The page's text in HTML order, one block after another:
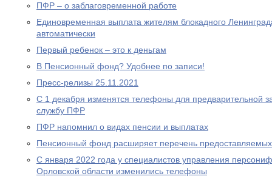
ПФР – о заблаговременной работе
Единовременная выплата жителям блокадного
автоматически
Первый ребенок – это к деньгам
В Пенсионный фонд? Удобнее по записи!
Пресс-релизы 25.11.2021
С 1 декабря изменятся телефоны для предварительной
службу ПФР
ПФР напомнил о видах пенсии и выплатах
Пенсионный фонд расширяет перечень
С января 2022 года у специалистов управления
Орловской области изменились телефоны